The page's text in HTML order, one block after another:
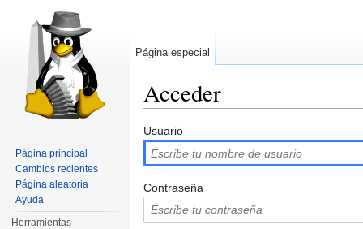
Acceder
Usuario
Contraseña
Página especial
Página principal
Cambios recientes
Página aleatoria
Ayuda
Herramientas